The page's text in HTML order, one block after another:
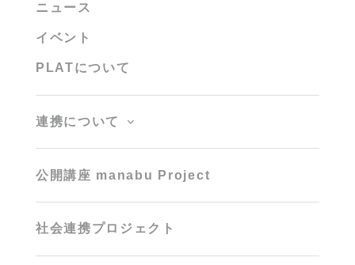
ニュース
イベント
PLATについて
連携について
公開講座 manabu Project
社会連携プロジェクト